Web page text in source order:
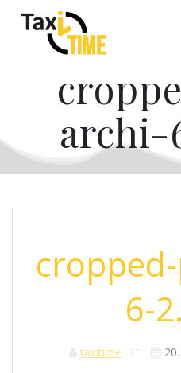
archi-
6-
taxitime